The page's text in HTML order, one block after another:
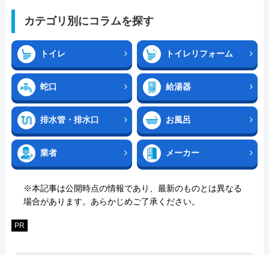
カテゴリ別にコラムを探す
トイレ トイレリフォーム
蛇口 給湯器
排水管・排水口 お風呂
業者 メーカー
※本記事は公開時点の情報であり、最新のものとは異なる
場合があります。あらかじめご了承ください。
PR